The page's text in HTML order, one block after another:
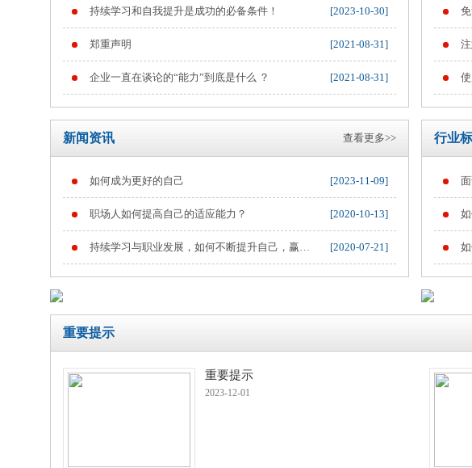
重要提示
持续学习和自我提升是成功的必备条件！ [2023-10-30]
郑重声明 [2021-08-31]
企业一直在谈论的“能力”到底是什么 ？ [2021-08-31]
新闻资讯 查看更多>>
如何成为更好的自己 [2023-11-09]
职场人如何提高自己的适应能力？ [2020-10-13]
持续学习与职业发展，如何不断提升自己，赢得
职业竞争
[2020-07-21]
行业
重要提示
重要提示
2023-12-01